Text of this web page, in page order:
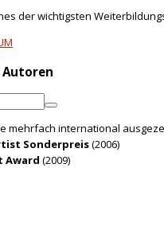
der wichtigsten
Autoren
mehrfach international
Sonderpreis(2006)
Award (2009)